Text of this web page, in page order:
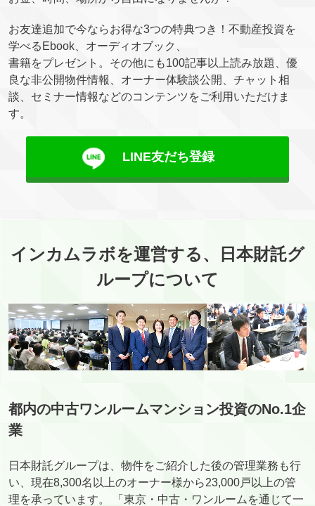
お友達追加で今ならお得な3つの特典つき！不動産投資を
学べるEbook、オーディオブック、
書籍をプレゼント。その他にも100記事以上読み放題、優
良な非公開物件情報、オーナー体験談公開、チャット相
談、セミナー情報などのコンテンツをご利用いただけま
す。
LINE友だち登録
インカムラボを運営する、日本財託グ
ループについて
都内の中古ワンルームマンション投資のNo.1企
業
日本財託グループは、物件をご紹介した後の管理業務も行
い、現在8,300名以上のオーナー様から23,000戸以上の管
理を承っています。 「東京・中古・ワンルームを通じて一